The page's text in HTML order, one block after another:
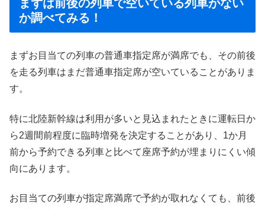
まずは前後の列車で空いている列車がない
か調べてみる！
まずお目当ての列車の普通車指定席が満席でも、その前後
を走る列車はまだ普通車指定席が空いていることがありま
す。
特に北陸新幹線は利用が多いと見込まれたときに運転日か
ら2週間前程度に臨時増発を決定することがあり、1か月
前から予約できる列車と比べて座席予約が埋まりにくい傾
向にあります。
お目当ての列車が指定席満席で予約が取れなくても、前後